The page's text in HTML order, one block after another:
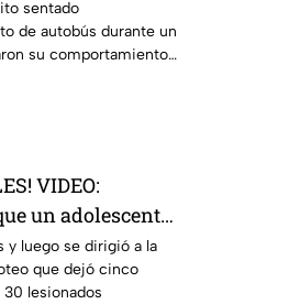
sentado
de autobús durante un
su comportamiento
VIDEO:
un adolescente
masivo en
muertas
y luego se dirigió a la
que dejó cinco
lesionados